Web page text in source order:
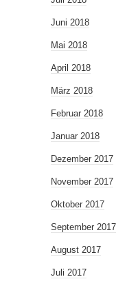
Juni 2018
Mai 2018
April 2018
März 2018
Februar 2018
Januar 2018
Dezember 2017
November 2017
Oktober 2017
September 2017
August 2017
Juli 2017